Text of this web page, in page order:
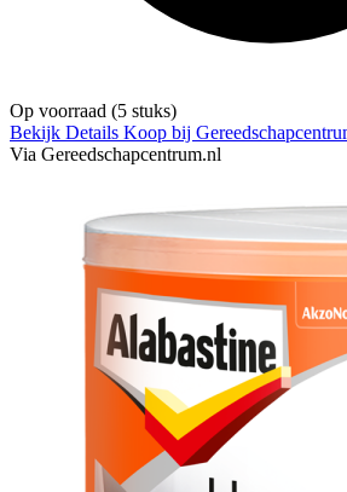
Op voorraad (5 stuks)
Bekijk Details Koop bij
Via Gereedschapcentrum.nl